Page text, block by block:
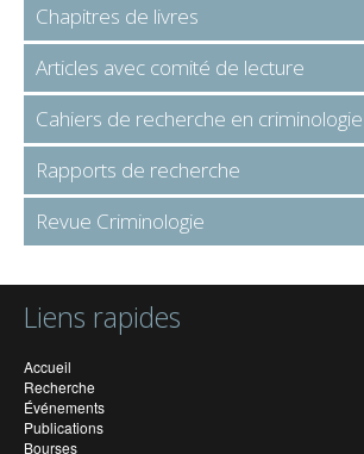
Chapitres de livres
Articles avec comité de lecture
Cahiers de recherche en criminologie
Rapports de recherche
Revue Criminologie
Liens rapides
Accueil
Recherche
Événements
Publications
Bourses